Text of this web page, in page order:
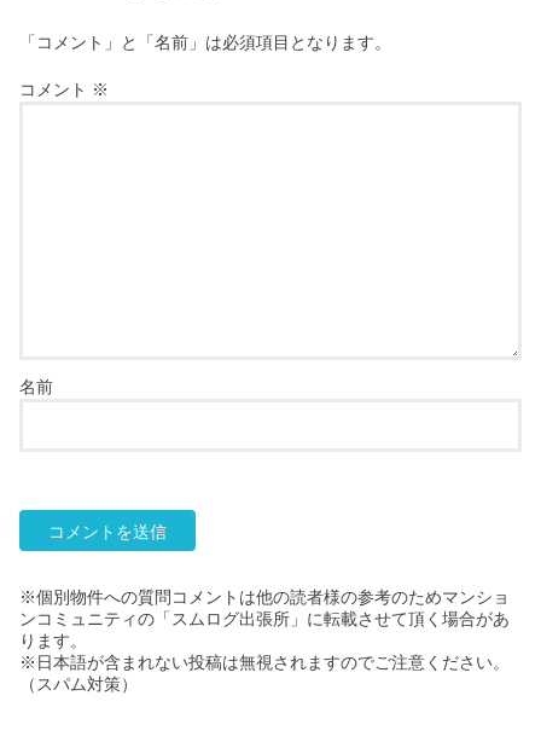
「コメント」と「名前」は必須項目となります。
コメント ※
名前
※個別物件への質問コメントは他の読者様の参考のためマンショ
ンコミュニティの「スムログ出張所」に転載させて頂く場合があ
ります。
※日本語が含まれない投稿は無視されますのでご注意ください。
（スパム対策）